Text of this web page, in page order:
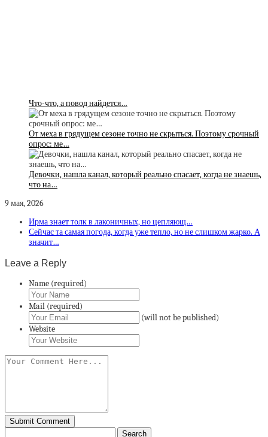
Что-что, а повод найдется…
От меха в грядущем сезоне точно не скрыться. Поэтому срочный
опрос: ме…
Девочки, нашла канал, который реально спасает, когда не знаешь,
что на…
9 мая, 2026
Ирма знает толк в лаконичных, но цепляющ…
Сейчас та самая погода, когда уже тепло, но не слишком жарко. А
значит…
Leave a Reply
Name (required)
Mail (required)
(will not be published)
Website